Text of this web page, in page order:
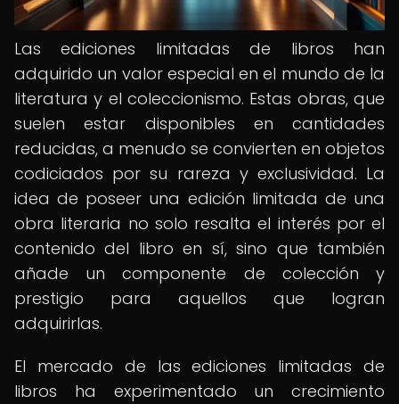
Las ediciones limitadas de libros han
adquirido un valor especial en el mundo de la
literatura y el coleccionismo. Estas obras, que
suelen estar disponibles en cantidades
reducidas, a menudo se convierten en objetos
codiciados por su rareza y exclusividad. La
idea de poseer una edición limitada de una
obra literaria no solo resalta el interés por el
contenido del libro en sí, sino que también
añade un componente de colección y
prestigio para aquellos que logran
adquirirlas.
El mercado de las ediciones limitadas de
libros ha experimentado un crecimiento